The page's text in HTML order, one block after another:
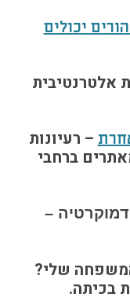
יכולים
אלטרנטיבית
– רעיונות
ברחבי
–
שלי?
בכיתה.